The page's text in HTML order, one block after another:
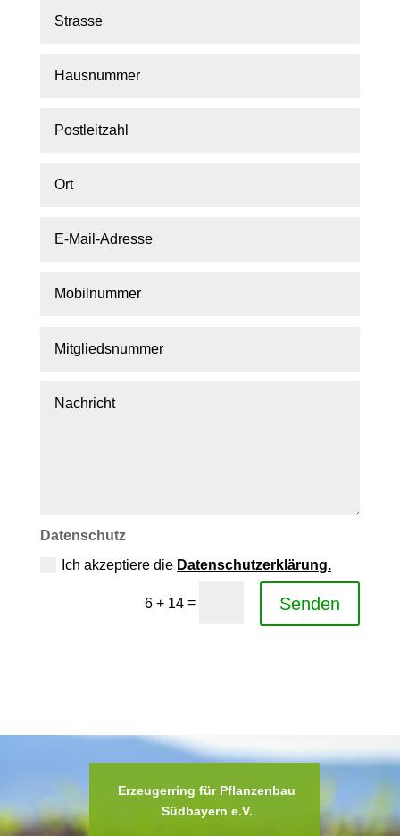
Datenschutz
Ich akzeptiere die Datenschutzerklärung.
6 + 14 = Senden
Erzeugerring für Pflanzenbau
Südbayern e.V.